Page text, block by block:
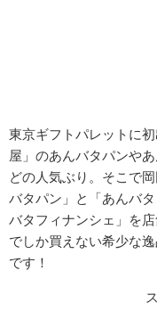
東京ギフトパレットに
屋」のあんバタパンや
どの人気ぶり。そこで
バタパン」と「あんバ
バタフィナンシェ」を
でしか買えない希少な
です！